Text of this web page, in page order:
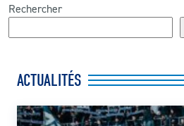
Rechercher
ACTUALITÉS